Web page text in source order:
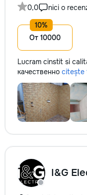
0,0
nici o
От 10000
Lucram cinstit si
качественно citește
I&G